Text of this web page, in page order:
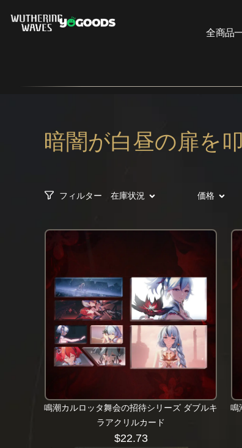
全商品
暗闇が白昼の扉を
フィルター 在庫状況 価格
鳴潮カルロッタ舞会の招待シリーズ ダブルキ
ラアクリルカード
$22.73
鳴